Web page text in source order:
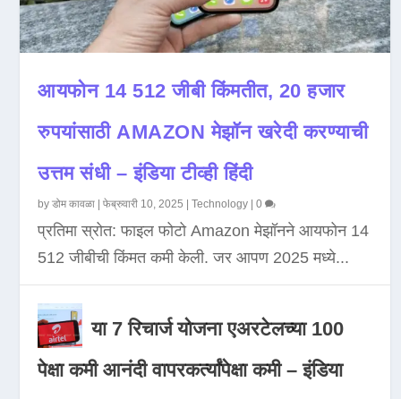
आयफोन 14 512 जीबी किंमतीत, 20 हजार
रुपयांसाठी AMAZON मेझॉन खरेदी करण्याची
उत्तम संधी – इंडिया टीव्ही हिंदी
byडोम कावळा |फेब्रुवारी 10, 2025 |Technology |0
प्रतिमा स्रोत: फाइल फोटो Amazon मेझॉनने आयफोन 14
512 जीबीची किंमत कमी केली. जर आपण 2025 मध्ये...
या 7 रिचार्ज योजना एअरटेलच्या 100
पेक्षा कमी आनंदी वापरकर्त्यांपेक्षा कमी – इंडिया